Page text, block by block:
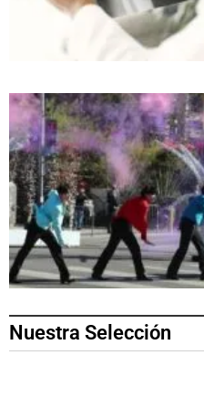
Nuestra Selección